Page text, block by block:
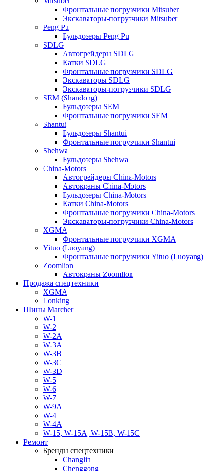
Фронтальные погрузчики Mitsuber
Экскаваторы-погрузчики Mitsuber
Peng Pu
Бульдозеры Peng Pu
SDLG
Автогрейдеры SDLG
Катки SDLG
Фронтальные погрузчики SDLG
Экскаваторы SDLG
Экскаваторы-погрузчики SDLG
SEM (Shandong)
Бульдозеры SEM
Фронтальные погрузчики SEM
Shantui
Бульдозеры Shantui
Фронтальные погрузчики Shantui
Shehwa
Бульдозеры Shehwa
China-Motors
Автогрейдеры China-Motors
Автокраны China-Motors
Бульдозеры China-Motors
Катки China-Motors
Фронтальные погрузчики China-Motors
Экскаваторы-погрузчики China-Motors
XGMA
Фронтальные погрузчики XGMA
Yituo (Luoyang)
Фронтальные погрузчики Yituo (Luoyang)
Zoomlion
Автокраны Zoomlion
Продажа спецтехники
XGMA
Lonking
Шины Marcher
W-1
W-2
W-2A
W-3A
W-3B
W-3C
W-3D
W-5
W-6
W-7
W-9A
W-4
W-4A
W-15, W-15A, W-15B, W-15C
Ремонт
Бренды спецтехники
Changlin
Chenggong